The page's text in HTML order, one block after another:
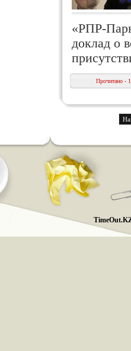
«РПР-
доклад о
Прочитано -